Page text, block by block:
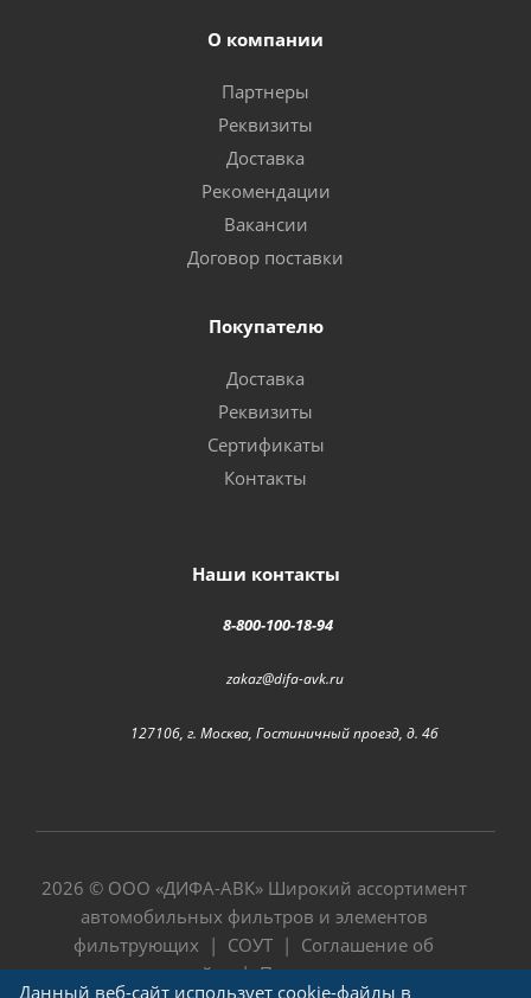
О компании
Партнеры
Реквизиты
Доставка
Рекомендации
Вакансии
Договор поставки
Покупателю
Доставка
Реквизиты
Сертификаты
Контакты
Наши контакты
8-800-100-18-94
zakaz@difa-avk.ru
127106, г. Москва, Гостиничный проезд, д. 4б
2026 © ООО «ДИФА-АВК» Широкий ассортимент
автомобильных фильтров и элементов
фильтрующих | СОУТ | Соглашение об
использовании сайта|Политика в отношении
Данный веб-сайт использует cookie-файлы в